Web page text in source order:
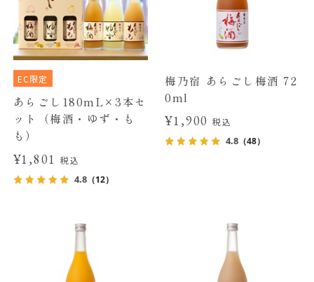
EC限定
あらごし180mL×3本セ
ット（梅酒・ゆず・も
も）
¥1,801税込
4.8（12）
梅乃宿 あらごし梅酒 72
0ml
¥1,900 税込
4.8 （48）